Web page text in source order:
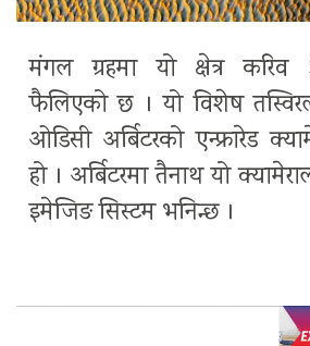
मंगल ग्रहमा यो क्षेत्र करिव
फैलिएको छ । यो विशेष
ओडिसी अर्बिटरको एन्फ्रारेड
हो । अर्बिटरमा तैनाथ यो
इमेजिङ सिस्टम भनिन्छ ।